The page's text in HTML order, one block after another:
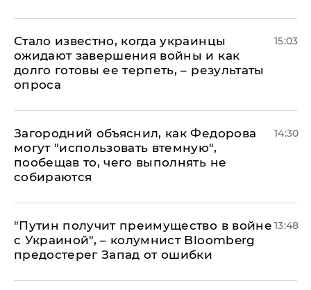
Стало известно, когда украинцы
ожидают завершения войны и как
долго готовы ее терпеть, – результаты
опроса
15:03
Загородний объяснил, как Федорова
могут "использовать втемную",
пообещав то, чего выполнять не
собираются
14:30
"Путин получит преимущество в войне
с Украиной", – колумнист Bloomberg
предостерег Запад от ошибки
13:48